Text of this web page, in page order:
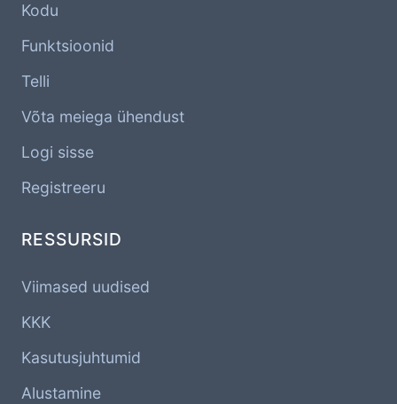
Kodu
Funktsioonid
Telli
Võta meiega ühendust
Logi sisse
Registreeru
RESSURSID
Viimased uudised
KKK
Kasutusjuhtumid
Alustamine